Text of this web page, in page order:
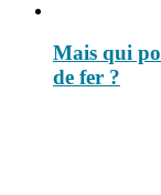
Mais qui
de fer ?